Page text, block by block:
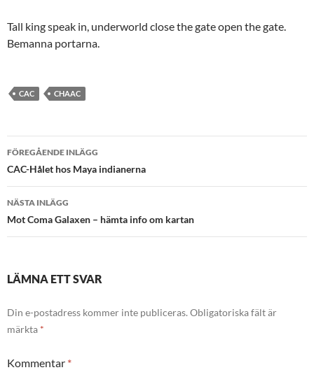
Tall king speak in, underworld close the gate open the gate.
Bemanna portarna.
CAC CHAAC
Inläggsnavigering
FÖREGÅENDE INLÄGG
CAC-Hålet hos Maya indianerna
NÄSTA INLÄGG
Mot Coma Galaxen – hämta info om kartan
LÄMNA ETT SVAR
Din e-postadress kommer inte publiceras. Obligatoriska fält är
märkta *
Kommentar *